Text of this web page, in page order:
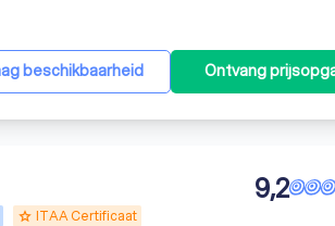
beschikbaarheid Ontvang
grade ITAA Certificaat
9,2